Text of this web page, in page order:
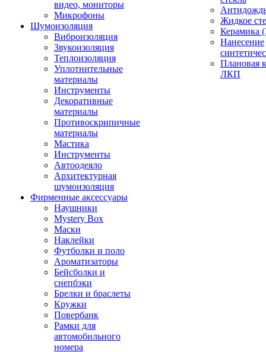
видео, мониторы
Микрофоны
Шумоизоляция
Виброизоляция
Звукоизоляция
Теплоизоляция
Уплотнительные
материалы
Инструменты
Декоративные
материалы
Противоскрипичные
материалы
Мастика
Инструменты
Автоодеяло
Архитектурная
шумоизоляция
Фирменные аксессуары
Наушники
Mystery Box
Маски
Наклейки
Футболки и поло
Ароматизаторы
Бейсболки и
снепбэки
Брелки и браслеты
Кружки
Повербанк
Рамки для
автомобильного
номера
Жидкое
Керамика
Нанесение
Плановая
ЛКП